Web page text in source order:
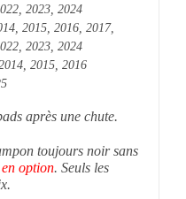
2023, 2024
2015, 2016, 2017,
2023, 2024
2015, 2016
après une chute.
toujours noir sans
option. Seuls les